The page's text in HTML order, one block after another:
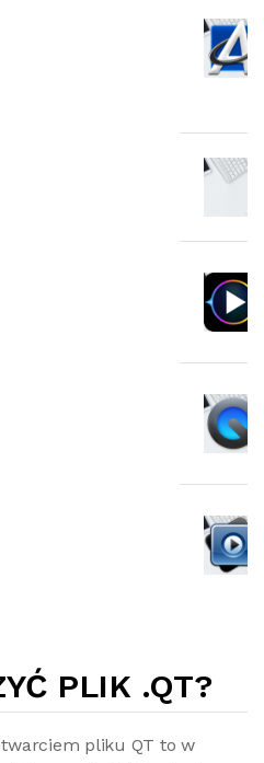
PLIK .QT?
pliku QT to w